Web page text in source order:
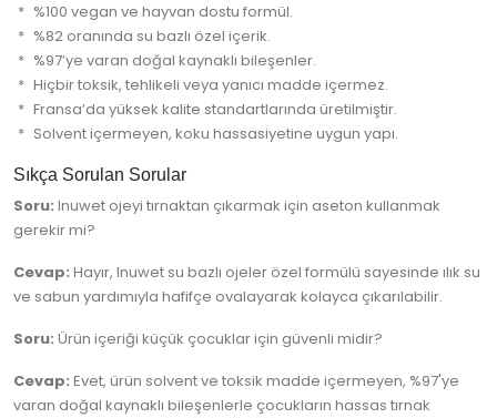
%100 vegan ve hayvan dostu formül.
%82 oranında su bazlı özel içerik.
%97’ye varan doğal kaynaklı bileşenler.
Hiçbir toksik, tehlikeli veya yanıcı madde içermez.
Fransa’da yüksek kalite standartlarında üretilmiştir.
Solvent içermeyen, koku hassasiyetine uygun yapı.
Sıkça Sorulan Sorular
Soru: Inuwet ojeyi tırnaktan çıkarmak için aseton kullanmak
gerekir mi?
Cevap: Hayır, Inuwet su bazlı ojeler özel formülü sayesinde ılık su
ve sabun yardımıyla hafifçe ovalayarak kolayca çıkarılabilir.
Soru: Ürün içeriği küçük çocuklar için güvenli midir?
Cevap: Evet, ürün solvent ve toksik madde içermeyen, %97'ye
varan doğal kaynaklı bileşenlerle çocukların hassas tırnak